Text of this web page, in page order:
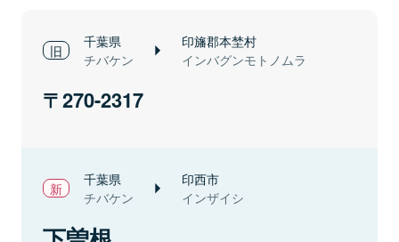
千葉県
チバケン
印旛郡本埜村
インバグンモトノムラ
270-2317
千葉県
チバケン
印西市
インザイシ